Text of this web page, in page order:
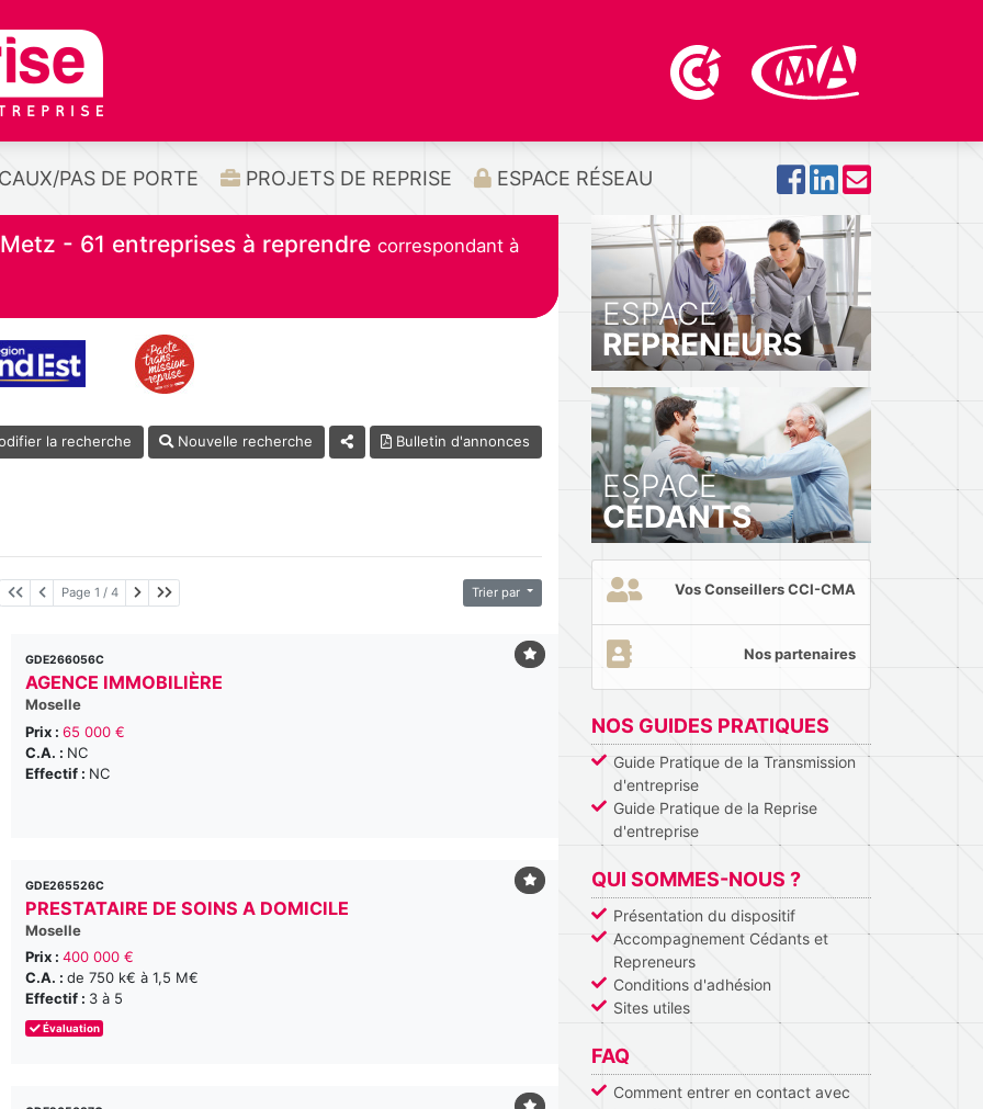
PAS DE PORTE PROJETS DE REPRISE ESPACE RÉSEAU
- 61 entreprises à reprendre correspondant à
la recherche Nouvelle recherche Bulletin d'annonces
Page 1 / 4 Page suivante
Dernière page Trier par
GDE266056C
AGENCE IMMOBILIÈRE
Moselle
Prix :65 000 €
C.A. : NC
Effectif : NC
GDE265526C
PRESTATAIRE DE SOINS A DOMICILE
Moselle
Prix :400 000 €
C.A. :de 750 k€ à 1,5 M€
Effectif : 3 à 5
Évaluation
ESPACE
REPRENEURS
ESPACE
CÉDANTS
Vos Conseillers CCI-CMA
Nos partenaires
NOS GUIDES PRATIQUES
Guide Pratique de la Transmission
d'entreprise
Guide Pratique de la Reprise
d'entreprise
QUI SOMMES-NOUS ?
Présentation du dispositif
Accompagnement Cédants et
Repreneurs
Conditions d'adhésion
Sites utiles
FAQ
Comment entrer en contact avec